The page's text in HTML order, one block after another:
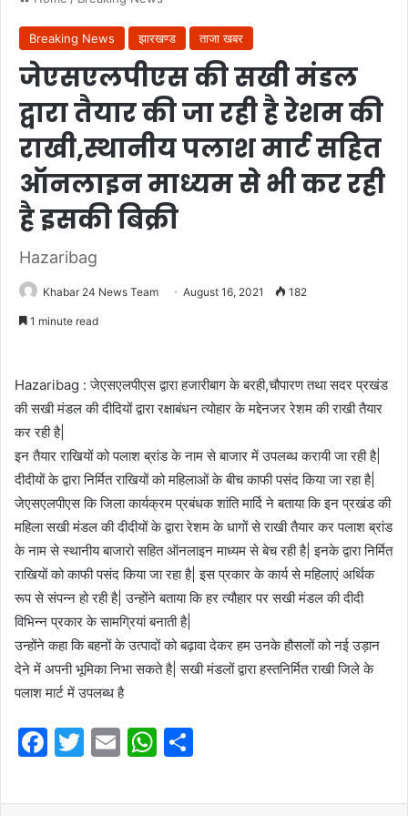
Breaking News झारखण्ड ताजा खबर
जेएसएलपीएस की सखी मंडल
द्वारा तैयार की जा रही है रेशम की
राखी,स्थानीय पलाश मार्ट सहित
ऑनलाइन माध्यम से भी कर रही
है इसकी बिक्री
Hazaribag
Khabar 24 News Team August 16, 2021 182
1 minute read
Hazaribag : जेएसएलपीएस द्वारा हजारीबाग के बरही,चौपारण तथा सदर प्रखंड
की सखी मंडल की दीदियों द्वारा रक्षाबंधन त्योहार के मद्देनजर रेशम की राखी तैयार
कर रही है|
इन तैयार राखियों को पलाश ब्रांड के नाम से बाजार में उपलब्ध करायी जा रही है|
दीदीयों के द्वारा निर्मित राखियों को महिलाओं के बीच काफी पसंद किया जा रहा है|
जेएसएलपीएस कि जिला कार्यक्रम प्रबंधक शांति मार्दि ने बताया कि इन प्रखंड की
महिला सखी मंडल की दीदीयों के द्वारा रेशम के धागों से राखी तैयार कर पलाश ब्रांड
के नाम से स्थानीय बाजारो सहित ऑनलाइन माध्यम से बेच रही है| इनके द्वारा निर्मित
राखियों को काफी पसंद किया जा रहा है| इस प्रकार के कार्य से महिलाएं अर्थिक
रूप से संपन्न हो रही है| उन्होंने बताया कि हर त्यौहार पर सखी मंडल की दीदी
विभिन्न प्रकार के सामग्रियां बनाती है|
उन्होंने कहा कि बहनों के उत्पादों को बढ़ावा देकर हम उनके हौसलों को नई उड़ान
देने में अपनी भूमिका निभा सकते है| सखी मंडलों द्वारा हस्तनिर्मित राखी जिले के
पलाश मार्ट में उपलब्ध है
F
c
T
itt
E
ai
W
at ar